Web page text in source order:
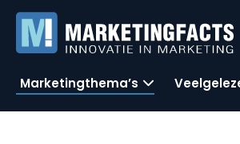
Marketingthema’s